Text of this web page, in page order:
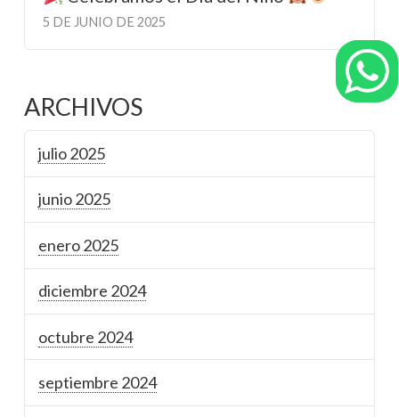
5 DE JUNIO DE 2025
ARCHIVOS
julio 2025
junio 2025
enero 2025
diciembre 2024
octubre 2024
septiembre 2024